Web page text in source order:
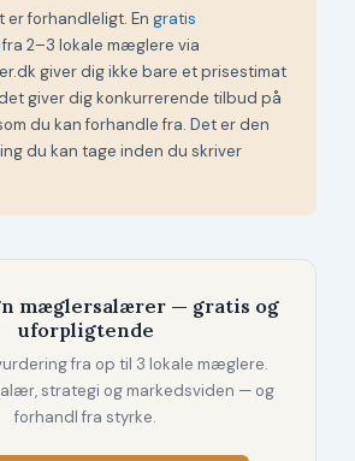
forhandleligt. En gratis
fra 2–3 lokale mæglere via
giver dig ikke bare et prisestimat
giver dig konkurrerende tilbud på
du kan forhandle fra. Det er den
du kan tage inden du skriver
mæglersalærer — gratis og
uforpligtende
fra op til 3 lokale mæglere.
strategi og markedsviden — og
forhandl fra styrke.